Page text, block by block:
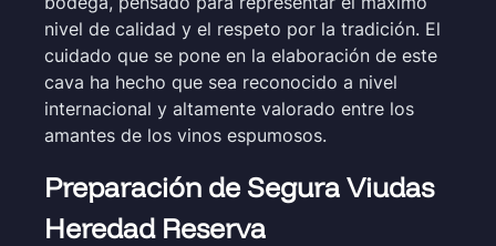
nivel de calidad y el respeto por la tradición. El
cuidado que se pone en la elaboración de este
cava ha hecho que sea reconocido a nivel
internacional y altamente valorado entre los
amantes de los vinos espumosos.
Preparación de Segura Viudas
Heredad Reserva